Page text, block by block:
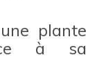
plante
à sa